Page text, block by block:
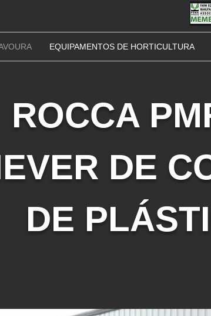
EQUIPAMENTOS DE HORTICULTURA
ROCCA
DE
DE